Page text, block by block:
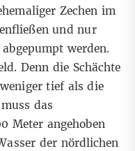
Zechen im
und nur
werden.
Denn die Schächte
tief als die
das
Meter angehoben
der nördlichen